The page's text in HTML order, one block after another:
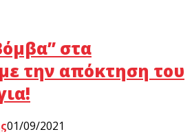
στα
την απόκτηση του
01/09/2021